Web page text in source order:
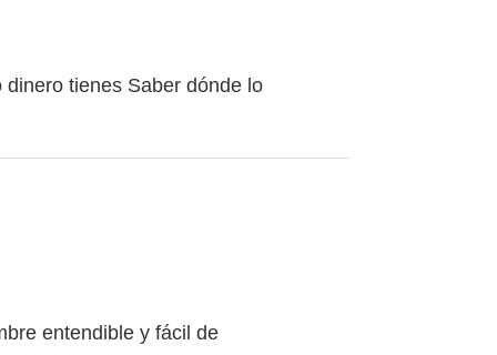
tienes Saber dónde lo
entendible y fácil de